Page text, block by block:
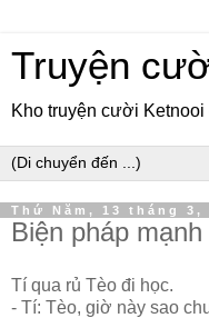
Truyện
Kho truyện cười
Thứ Năm, 13 tháng 3,
Biện pháp mạnh
Tí qua rủ Tèo đi học.
- Tí: Tèo, giờ này sao